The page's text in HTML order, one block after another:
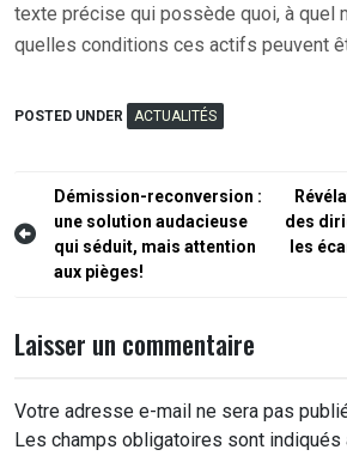
texte précise qui possède quoi, à quel
quelles conditions ces actifs peuvent
POSTED UNDER ACTUALITÉS
Navigation
de
l’article
Démission-reconversion :
une solution audacieuse
qui séduit, mais attention
aux pièges!
des
les
Laisser un commentaire
Votre adresse e-mail ne sera pas
Les champs obligatoires sont indiqués